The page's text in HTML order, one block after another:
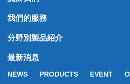
我們的服務
分野別製品紹介
最新消息
NEWS PRODUCTS EVENT